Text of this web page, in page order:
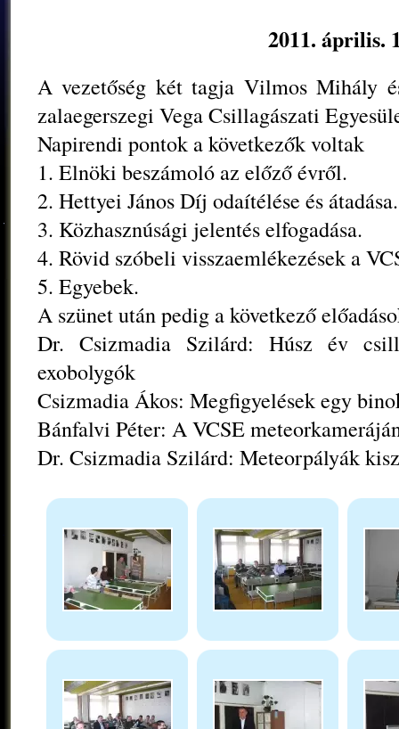
2011. április.
A vezetőség két tagja Vilmos Mihály
zalaegerszegi Vega Csillagászati
Napirendi pontok a következők voltak
1. Elnöki beszámoló az előző évről.
2. Hettyei János Díj odaítélése és átadása.
3. Közhasznúsági jelentés elfogadása.
4. Rövid szóbeli visszaemlékezések a
5. Egyebek.
A szünet után pedig a következő
Dr. Csizmadia Szilárd: Húsz év
exobolygók
Csizmadia Ákos: Megfigyelések egy
Bánfalvi Péter: A VCSE
Dr. Csizmadia Szilárd: Meteorpályák